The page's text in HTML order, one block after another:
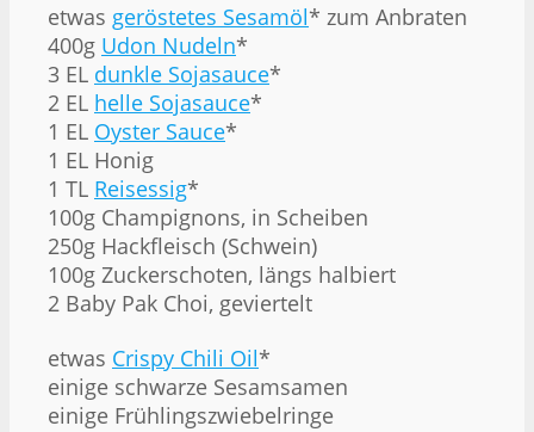
etwas geröstetes Sesamöl* zum Anbraten
400g Udon Nudeln*
3 EL dunkle Sojasauce*
2 EL helle Sojasauce*
1 EL Oyster Sauce*
1 EL Honig
1 TL Reisessig*
100g Champignons, in Scheiben
250g Hackfleisch (Schwein)
100g Zuckerschoten, längs halbiert
2 Baby Pak Choi, geviertelt
etwas Crispy Chili Oil*
einige schwarze Sesamsamen
einige Frühlingszwiebelringe